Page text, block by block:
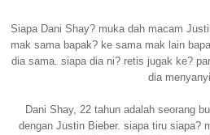
Siapa Dani Shay? muka dah macam
mak sama bapak? ke sama mak lain
dia sama. siapa dia ni? retis jugak ke?
dia
Dani Shay, 22 tahun adalah seorang
dengan Justin Bieber. siapa tiru siapa?